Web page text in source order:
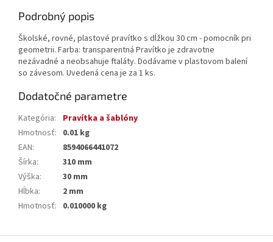
Podrobný popis
Školské, rovné, plastové pravítko s dĺžkou 30 cm - pomocník pri
geometrii. Farba: transparentná Pravítko je zdravotne
nezávadné a neobsahuje ftaláty. Dodávame v plastovom balení
so závesom. Uvedená cena je za 1 ks.
Dodatočné parametre
Kategória:
Pravítka a šablóny
Hmotnosť: 0.01 kg
EAN:
8594066441072
Šírka:
310 mm
Výška:
30 mm
Hĺbka:
2 mm
Hmotnosť: 0.010000 kg